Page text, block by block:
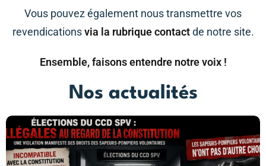
Vous pouvez également nous transmettre vos
revendicationsvia la rubrique contactde notre site.
Ensemble, faisons entendre notre voix !
Nos actualités